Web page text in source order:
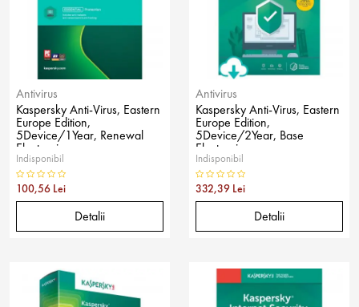
Antivirus
Kaspersky Anti-Virus, Eastern
Europe Edition,
5Device/1Year, Renewal
Electronic
Indisponibil
100,56 Lei
Detalii
Antivirus
Kaspersky Anti-Virus, Eastern
Europe Edition,
5Device/2Year, Base
Electronic
Indisponibil
332,39 Lei
Detalii